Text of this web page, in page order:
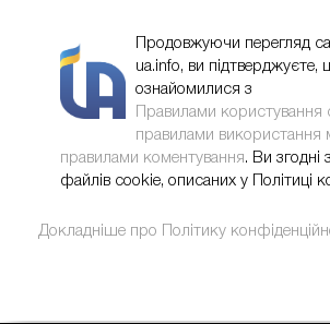
Продовжуючи перегляд
ua.info, ви підтверджуєте,
ознайомилися з
Правилами користування
правилами використання
правилами коментування. Ви згодні
файлів cookie, описаних у Політиці
Докладніше про Політику